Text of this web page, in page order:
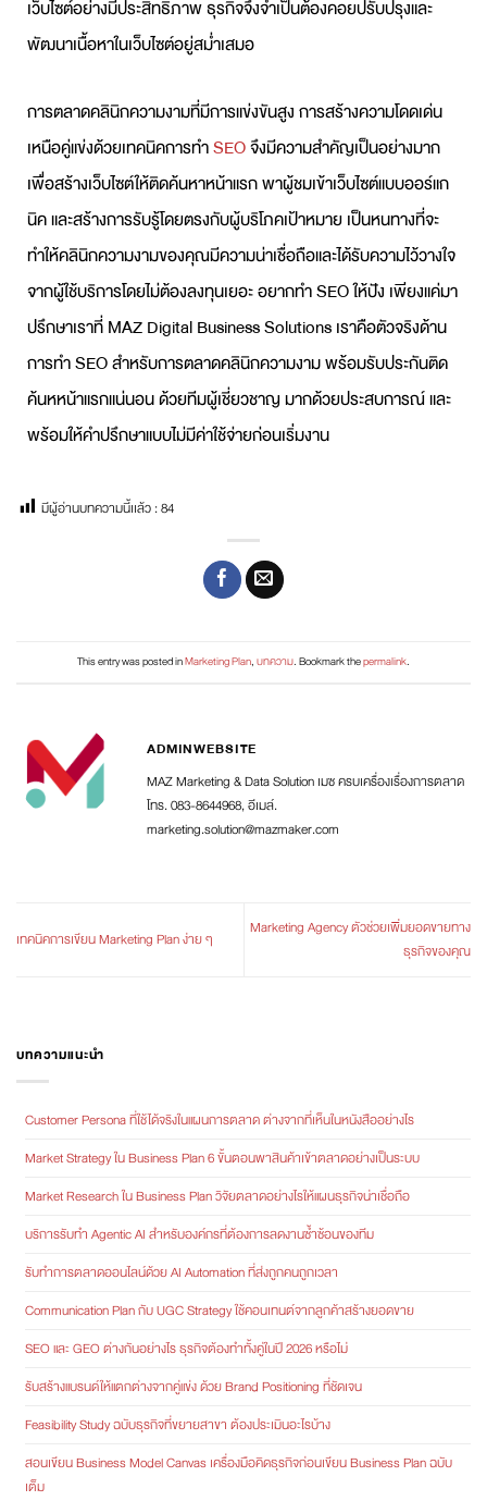
เว็บไซต์อย่างมีประสิทธิภาพ ธุรกิจจึงจำเป็นต้องคอยปรับปรุงและ
พัฒนาเนื้อหาในเว็บไซต์อยู่สม่ำเสมอ
การตลาดคลินิกความงามที่มีการแข่งขันสูง การสร้างความโดดเด่น
เหนือคู่แข่งด้วยเทคนิคการทำSEOจึงมีความสำคัญเป็นอย่างมาก
เพื่อสร้างเว็บไซต์ให้ติดค้นหาหน้าแรก พาผู้ชมเข้าเว็บไซต์แบบออร์แก
นิค และสร้างการรับรู้โดยตรงกับผู้บริโภคเป้าหมาย เป็นหนทางที่จะ
ทำให้คลินิกความงามของคุณมีความน่าเชื่อถือและได้รับความไว้วางใจ
จากผู้ใช้บริการโดยไม่ต้องลงทุนเยอะ อยากทำ SEO ให้ปัง เพียงแค่มา
ปรึกษาเราที่ MAZ Digital Business Solutions เราคือตัวจริงด้าน
การทำ SEO สำหรับการตลาดคลินิกความงาม พร้อมรับประกันติด
ค้นหหน้าแรกแน่นอน ด้วยทีมผู้เชี่ยวชาญ มากด้วยประสบการณ์ และ
พร้อมให้คำปรึกษาแบบไม่มีค่าใช้จ่ายก่อนเริ่มงาน
มีผู้อ่านบทความนี้เเล้ว :84
This entry was posted inMarketing Plan,บทความ. Bookmark thepermalink.
ADMINWEBSITE
MAZ Marketing & Data Solution เมซ ครบเครื่องเรื่องการตลาด
โทร. 083-8644968, อีเมล์.
marketing.solution@mazmaker.com
เทคนิคการเขียน Marketing Plan ง่าย ๆ
Marketing Agency ตัวช่วยเพิ่มยอดขายทาง
ธุรกิจของคุณ
บทความแนะนำ
Customer Persona ที่ใช้ได้จริงในแผนการตลาด ต่างจากที่เห็นในหนังสืออย่างไร
Market Strategy ใน Business Plan 6 ขั้นตอนพาสินค้าเข้าตลาดอย่างเป็นระบบ
Market Research ใน Business Plan วิจัยตลาดอย่างไรให้แผนธุรกิจน่าเชื่อถือ
บริการรับทำ Agentic AI สำหรับองค์กรที่ต้องการลดงานซ้ำซ้อนของทีม
รับทำการตลาดออนไลน์ด้วย AI Automation ที่ส่งถูกคนถูกเวลา
Communication Plan กับ UGC Strategy ใช้คอนเทนต์จากลูกค้าสร้างยอดขาย
SEO และ GEO ต่างกันอย่างไร ธุรกิจต้องทำทั้งคู่ในปี 2026 หรือไม่
รับสร้างแบรนด์ให้แตกต่างจากคู่แข่ง ด้วย Brand Positioning ที่ชัดเจน
Feasibility Study ฉบับธุรกิจที่ขยายสาขา ต้องประเมินอะไรบ้าง
สอนเขียน Business Model Canvas เครื่องมือคิดธุรกิจก่อนเขียน Business Plan ฉบับ
เต็ม